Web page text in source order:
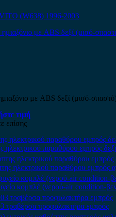
(W638) 1996-2003
με ABS δεξί (μισό-
τιμή
επίσης
παραθύρου εμπρός
ηλεκτρικού παραθύρου εμπρός
κομπλέ (νερού-air condition-
τραβέρσα προφυλακτήρα εμπρός